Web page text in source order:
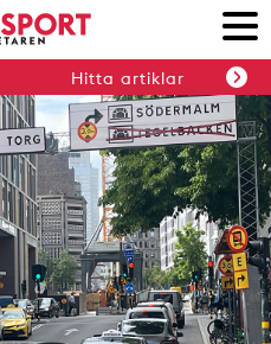
Hitta artiklar